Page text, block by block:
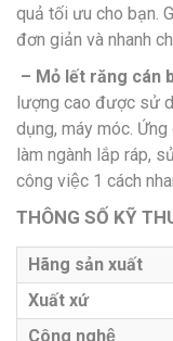
quả tối ưu cho bạn.
đơn giản và nhanh
– Mỏ lết răng cán
lượng cao được sử
dụng, máy móc.
làm ngành lắp ráp,
công việc 1 cách
THÔNG SỐ KỸ
Hãng sản xuất
Xuất xứ
Công nghệ